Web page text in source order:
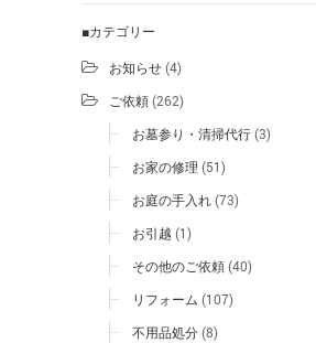
■カテゴリー
お知らせ(4)
ご依頼(262)
お墓参り・清掃代行(3)
お家の修理 (51)
お庭の手入れ(73)
お引越 (1)
その他のご依頼(40)
リフォーム (107)
不用品処分(8)